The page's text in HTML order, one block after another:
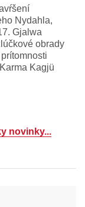
Nydahla,
Gjalwa
obrady
Kagjü
novinky...